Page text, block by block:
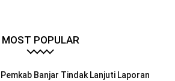
MOST POPULAR
Pemkab Banjar Tindak Lanjuti Laporan